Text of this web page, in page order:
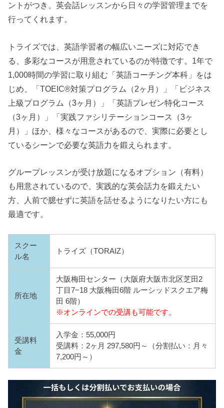
ントがつき、英会話レッスンから日々の学習管理までを
行ってくれます。
トライズでは、英語学習者の幅広いニーズに対応でき
る、多彩なコースが用意されているのが特徴です。1年で
1,000時間の学習に取り組む「英語コーチング本科」をは
じめ、「TOEIC®対策プログラム（2ヶ月）」「ビジネス
上級プログラム（3ヶ月）」「英語プレゼン特化コース
（3ヶ月）」「実践ファシリテーションコース（3ヶ
月）」ほか、様々なコースがあるので、実際に必要とし
ているシーンで必要な英語力を鍛えられます。
グループレッスンが受け放題になるオプション（有料）
も用意されているので、実践的な英会話力を鍛えたい
方、人前で臆せずに英語を話せるようになりたい方にも
最適です。
スクー
ル名
トライズ（TORAIZ）
所在地
大阪梅田センター（大阪府大阪市北区芝田2
丁目7−18 大阪梅田6階 ルーシッドスクエア梅
田 6階）
※オンラインでの受講も可能です。
受講料
金
入学金：55,000円
受講料：2ヶ月 297,580円～（分割払い：月々
7,200円～）